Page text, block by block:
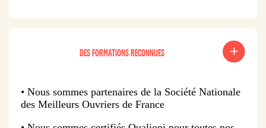
DES FORMATIONS RECONNUES
• Nous sommes partenaires de la Société Nationale
des Meilleurs Ouvriers de France